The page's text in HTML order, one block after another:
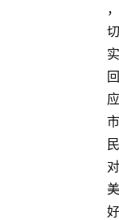
，
切
实
回
应
市
民
对
美
好